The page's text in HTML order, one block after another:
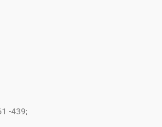
-439;